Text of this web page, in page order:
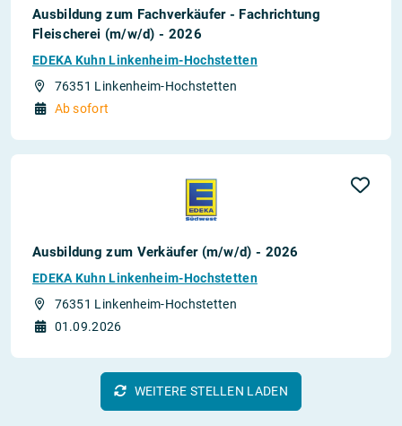
Ausbildung zum Fachverkäufer - Fachrichtung
Fleischerei (m/w/d) - 2026
EDEKA Kuhn Linkenheim-Hochstetten
76351 Linkenheim-Hochstetten
Ab sofort
Ausbildung zum Verkäufer (m/w/d) - 2026
EDEKA Kuhn Linkenheim-Hochstetten
76351 Linkenheim-Hochstetten
01.09.2026
WEITERE STELLEN LADEN